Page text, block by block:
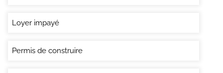
Loyer impayé
Permis de construire